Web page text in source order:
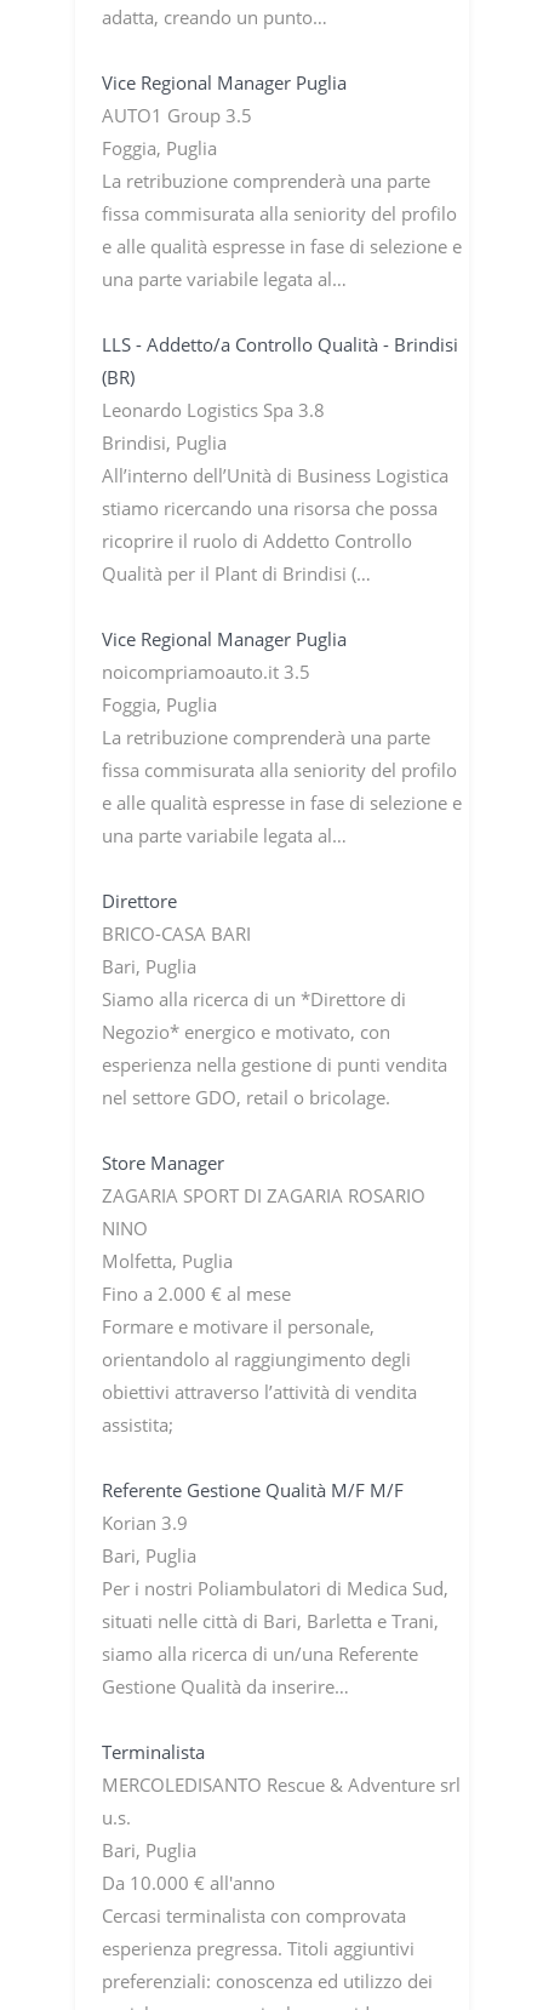
adatta, creando un punto…
Vice Regional Manager Puglia
AUTO1 Group 3.5
Foggia, Puglia
La retribuzione comprenderà una parte
fissa commisurata alla seniority del profilo
e alle qualità espresse in fase di selezione e
una parte variabile legata al…
LLS - Addetto/a Controllo Qualità - Brindisi
(BR)
Leonardo Logistics Spa 3.8
Brindisi, Puglia
All’interno dell’Unità di Business Logistica
stiamo ricercando una risorsa che possa
ricoprire il ruolo di Addetto Controllo
Qualità per il Plant di Brindisi (…
Vice Regional Manager Puglia
noicompriamoauto.it 3.5
Foggia, Puglia
La retribuzione comprenderà una parte
fissa commisurata alla seniority del profilo
e alle qualità espresse in fase di selezione e
una parte variabile legata al…
Direttore
BRICO-CASA BARI
Bari, Puglia
Siamo alla ricerca di un *Direttore di
Negozio* energico e motivato, con
esperienza nella gestione di punti vendita
nel settore GDO, retail o bricolage.
Store Manager
ZAGARIA SPORT DI ZAGARIA ROSARIO
NINO
Molfetta, Puglia
Fino a 2.000 € al mese
Formare e motivare il personale,
orientandolo al raggiungimento degli
obiettivi attraverso l’attività di vendita
assistita;
Referente Gestione Qualità M/F M/F
Korian 3.9
Bari, Puglia
Per i nostri Poliambulatori di Medica Sud,
situati nelle città di Bari, Barletta e Trani,
siamo alla ricerca di un/una Referente
Gestione Qualità da inserire…
Terminalista
MERCOLEDISANTO Rescue & Adventure srl
u.s.
Bari, Puglia
Da 10.000 € all'anno
Cercasi terminalista con comprovata
esperienza pregressa. Titoli aggiuntivi
preferenziali: conoscenza ed utilizzo dei